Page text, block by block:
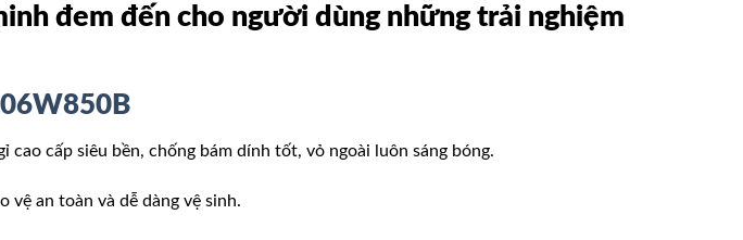
đem đến cho người dùng những trải nghiệm
cấp siêu bền, chống bám dính tốt, vỏ ngoài luôn sáng bóng.
an toàn và dễ dàng vệ sinh.